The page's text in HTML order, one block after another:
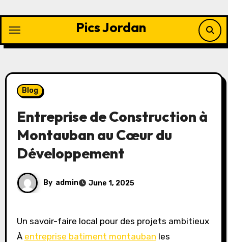
content
Pics Jordan
Blog
Entreprise de Construction à
Montauban au Cœur du
Développement
By admin June 1, 2025
Un savoir-faire local pour des projets ambitieux
À entreprise batiment montauban les